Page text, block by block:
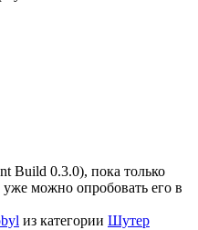
Build 0.3.0), пока только
можно опробовать его в
из категории Шутер